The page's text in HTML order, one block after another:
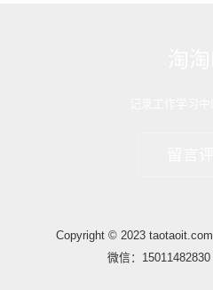
Copyright © 2023 taotaoit.com
微信：